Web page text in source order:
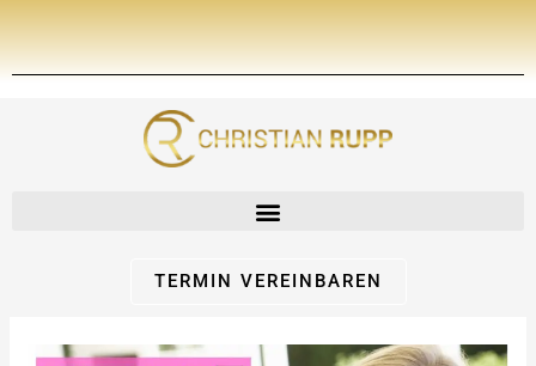
springen
TERMIN VEREINBAREN